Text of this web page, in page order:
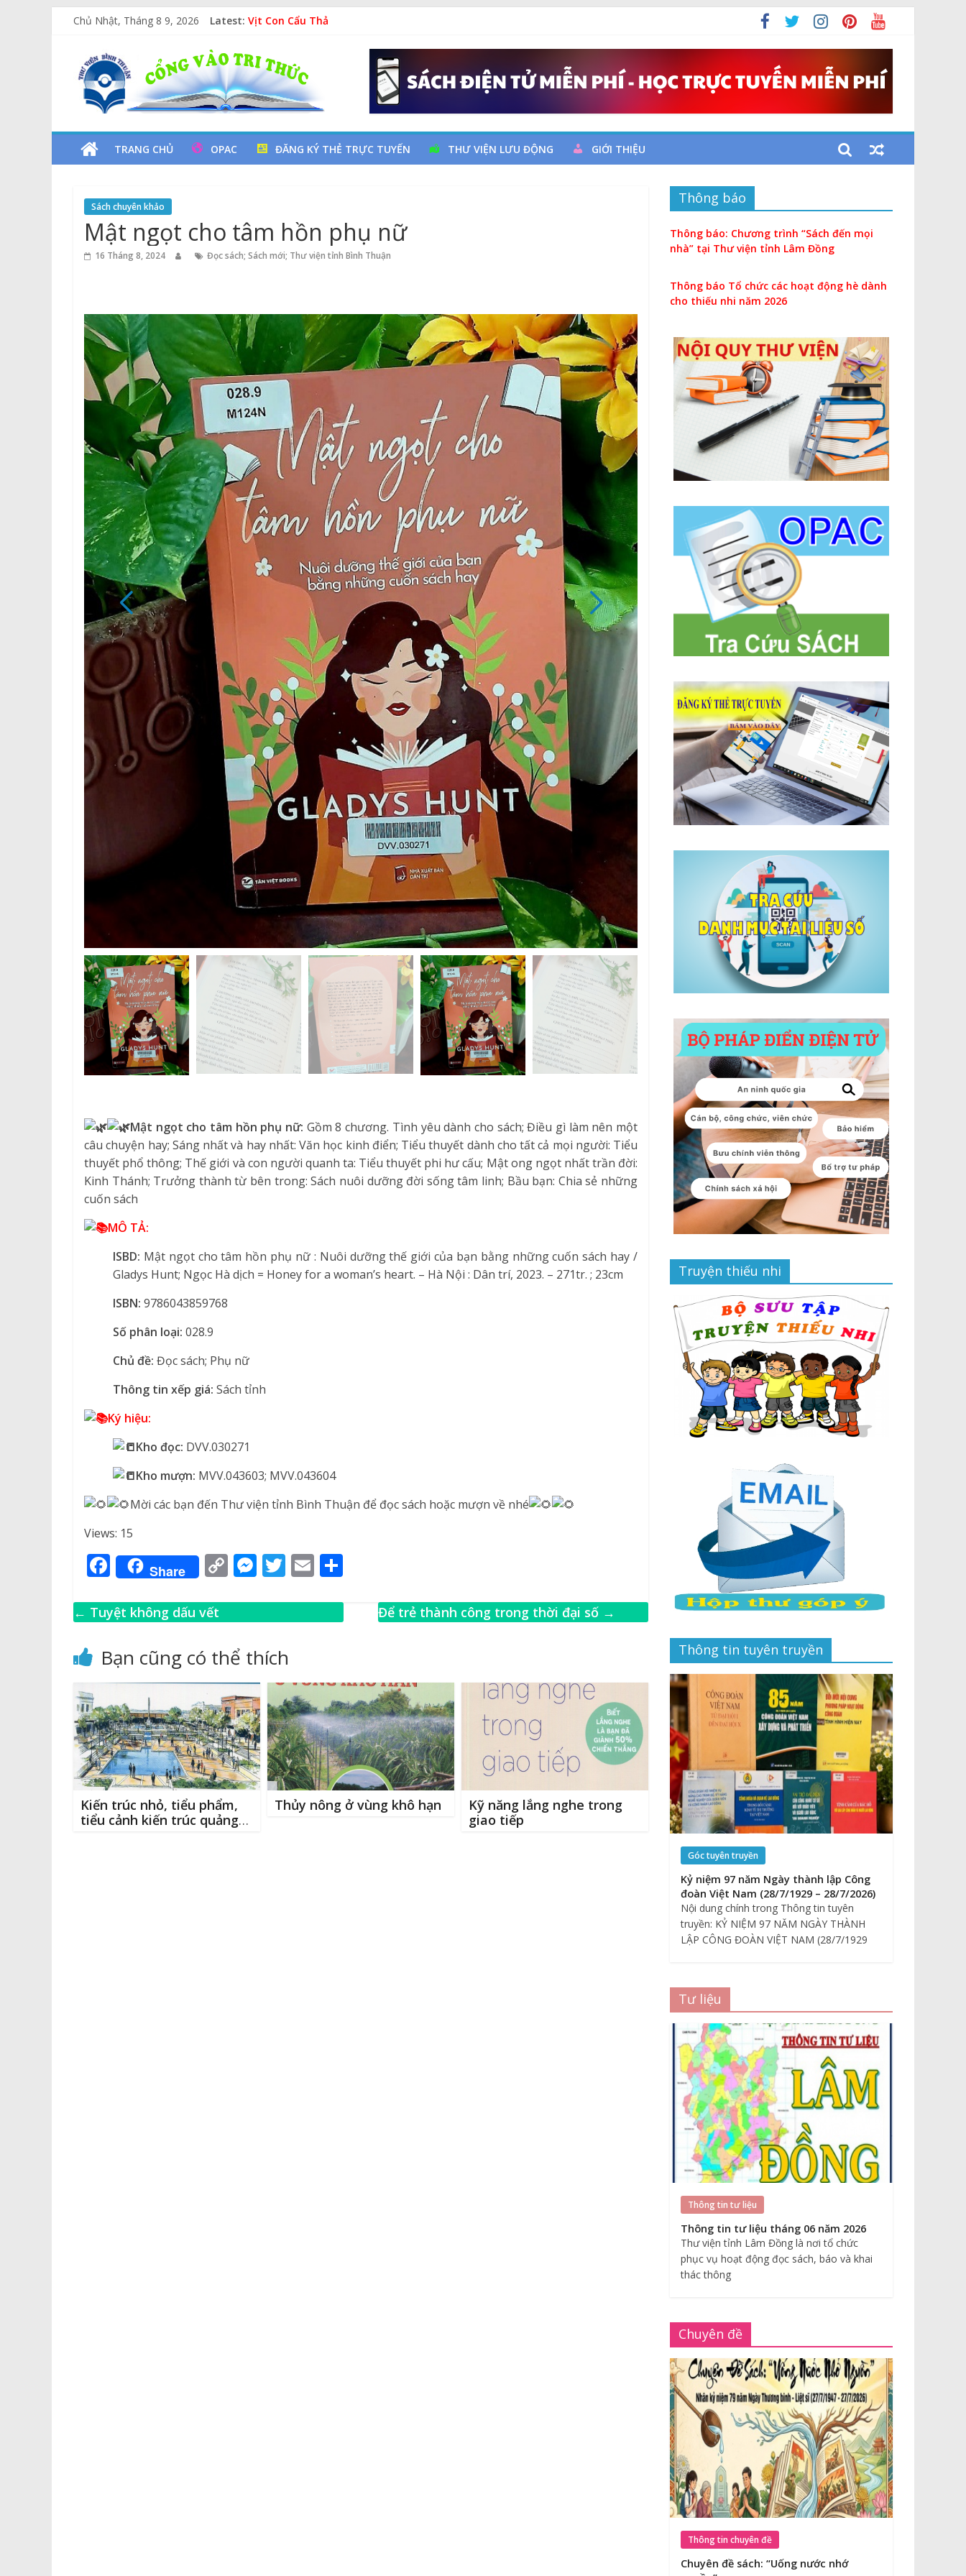
Chủ Nhật, Tháng 8 9, 2026 Latest: Các yếu tố nguy cơ đột quỵ não và dự phòng
Lan tỏa văn hóa đọc qua chương trình giao lưu và trao tặng sách cho thiếu nhi
Kỷ niệm 97 năm Ngày thành lập Công đoàn Việt Nam (28/7/1929 – 28/7/2026)
Xe Lu Và Xe Ca
Thư
Viện
Tỉnh
Bình
Thuận
Cổng
TRANG CHỦ OPAC ĐĂNG KÝ THẺ TRỰC TUYẾN THƯ VIỆN LƯU ĐỘNG GIỚI THIỆU
Sách chuyên khảo
Mật ngọt cho tâm hồn phụ nữ
16 Tháng 8, 2024 Đọc sách; Sách mới; Thư viện tỉnh Bình Thuận
Mật ngọt cho tâm hồn phụ nữ: Gồm 8 chương. Tình yêu dành cho sách; Điều gì làm nên một
câu chuyện hay; Sáng nhất và hay nhất: Văn học kinh điển; Tiểu thuyết dành cho tất cả mọi người: Tiểu
thuyết phổ thông; Thế giới và con người quanh ta: Tiểu thuyết phi hư cấu; Mật ong ngọt nhất trần đời:
Kinh Thánh; Trưởng thành từ bên trong: Sách nuôi dưỡng đời sống tâm linh; Bầu bạn: Chia sẻ những
cuốn sách
MÔ TẢ:
ISBD: Mật ngọt cho tâm hồn phụ nữ : Nuôi dưỡng thế giới của bạn bằng những cuốn sách hay /
Gladys Hunt; Ngọc Hà dịch = Honey for a woman’s heart. – Hà Nội : Dân trí, 2023. – 271tr. ; 23cm
ISBN: 9786043859768
Số phân loại: 028.9
Chủ đề: Đọc sách; Phụ nữ
Thông tin xếp giá: Sách tỉnh
Ký hiệu:
Kho đọc: DVV.030271
Kho mượn: MVV.043603; MVV.043604
Mời các bạn đến Thư viện tỉnh Bình Thuận để đọc sách hoặc mượn về nhé
Views: 15
F
a
c
b
o
o
k
Share C
p
Li
n
k
M
ss
n
g
e
r
T
it
r
E
ai ar
← Tuyệt không dấu vết Để trẻ thành công trong thời đại số →
Bạn cũng có thể thích
Kiến trúc nhỏ, tiểu phẩm,
tiểu cảnh kiến trúc quảng
Thủy nông ở vùng khô hạn
Kỹ năng lắng nghe trong
giao tiếp
Thông báo
Thông báo: Chương trình “Sách đến mọi
nhà” tại Thư viện tỉnh Lâm Đồng
Thông báo Tổ chức các hoạt động hè dành
cho thiếu nhi năm 2026
Truyện thiếu nhi
Thông tin tuyên truyền
Góc tuyên truyền
Kỷ niệm 97 năm Ngày thành lập Công
đoàn Việt Nam (28/7/1929 – 28/7/2026)
Nội dung chính trong Thông tin tuyên
truyền: KỶ NIỆM 97 NĂM NGÀY THÀNH
LẬP CÔNG ĐOÀN VIỆT NAM (28/7/1929
Tư liệu
Thông tin tư liệu
Thông tin tư liệu tháng 06 năm 2026
Thư viện tỉnh Lâm Đồng là nơi tổ chức
phục vụ hoạt động đọc sách, báo và khai
thác thông
Chuyên đề
Thông tin chuyên đề
Chuyên đề sách: “Uống nước nhớ